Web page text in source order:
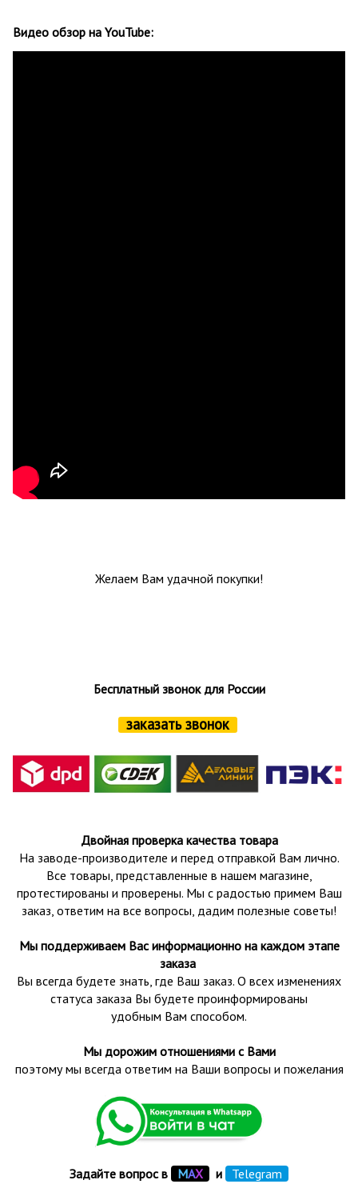
Видео обзор на YouTube:
Желаем Вам удачной покупки!
Бесплатный звонок для России
заказать звонок
Двойная проверка качества товара
На заводе-производителе и перед отправкой Вам лично.
Все товары, представленные в нашем магазине,
протестированы и проверены. Мы с радостью примем Ваш
заказ, ответим на все вопросы, дадим полезные советы!
Мы поддерживаем Вас информационно на каждом этапе
заказа
Вы всегда будете знать, где Ваш заказ. О всех изменениях
статуса заказа Вы будете проинформированы
удобным Вам способом.
Мы дорожим отношениями с Вами
поэтому мы всегда ответим на Ваши вопросы и пожелания
Задайте вопрос в МАХ и Telegram